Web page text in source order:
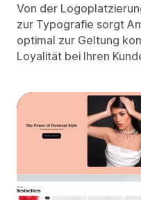
Von der
zur Typografie sorgt
optimal zur Geltung
Loyalität bei Ihren